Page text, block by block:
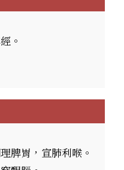
。
脾胃，宣肺利喉。